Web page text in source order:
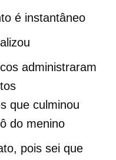
é instantâneo
administraram
que culminou
do menino
pois sei que